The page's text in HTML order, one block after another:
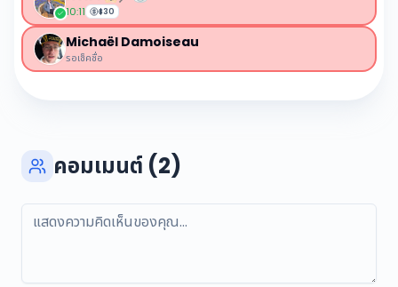
10:11 ฿30
Michaël Damoiseau
รอเช็คชื่อ
คอมเมนต์ (2)